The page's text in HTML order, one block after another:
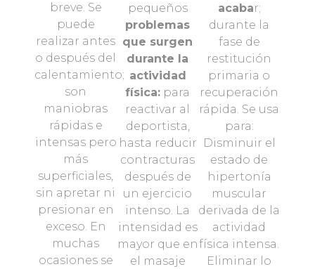
breve. Se
puede
realizar antes
o después del
calentamiento;
son
maniobras
rápidas e
intensas pero
más
superficiales,
sin apretar ni
presionar en
exceso. En
muchas
ocasiones se
pequeños
problemas
que surgen
durante la
actividad
física: para
reactivar al
deportista,
hasta reducir
contracturas
después de
un ejercicio
intenso. La
intensidad es
mayor que en
el masaje
acabar;
durante la
fase de
restitución
primaria o
recuperación
rápida. Se usa
para:
Disminuir el
estado de
hipertonía
muscular
derivada de la
actividad
física intensa.
Eliminar lo